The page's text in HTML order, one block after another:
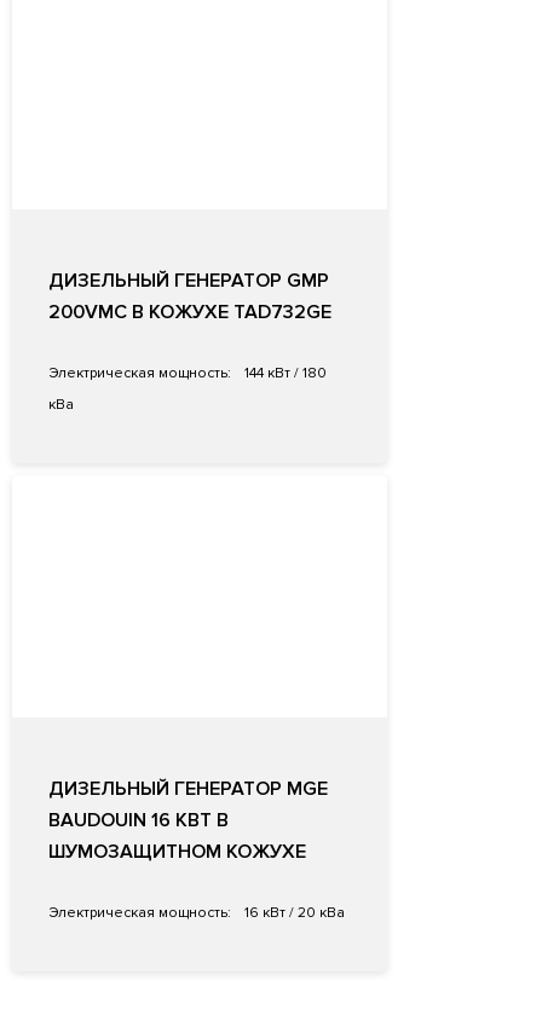
ДИЗЕЛЬНЫЙ ГЕНЕРАТОР GMP
200VMC В КОЖУХЕ TAD732GE
Электрическая мощность:
144 кВт / 180
кВа
ДИЗЕЛЬНЫЙ ГЕНЕРАТОР MGE
BAUDOUIN 16 КВТ В
ШУМОЗАЩИТНОМ КОЖУХЕ
Электрическая мощность: 16 кВт / 20 кВа